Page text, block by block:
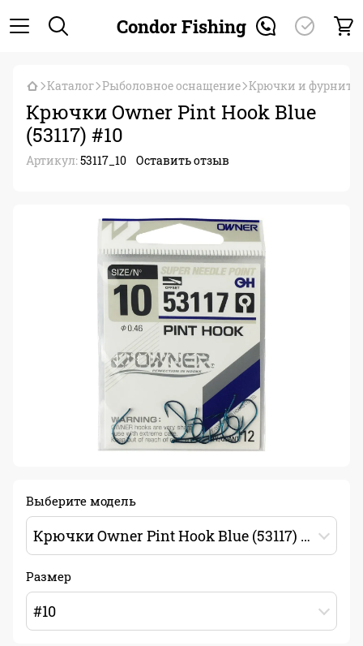
Condor Fishing
Каталог Рыболовное оснащение Крючки и
Крючки Owner Pint Hook Blue
(53117) #10
Артикул:53117_10 Оставить отзыв
Выберите модель
Крючки Owner Pint Hook Blue (53117) #10
Размер
#10